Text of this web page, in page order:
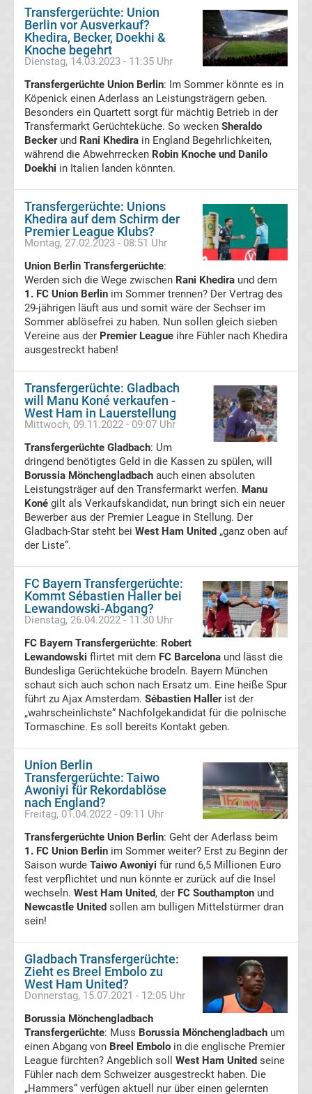
Ergebnisse
Serie
Tabelle
Fußball
Bundesliga
2.
Liga
3.
Liga
DFB-
Pokal
Champions
League
Europa
League
Conference
League
Premier
League
La
Liga
Serie
A
Türk.
Süper
Internat.
UEFA
Youth
Transfergerüchte: Union
Berlin vor Ausverkauf?
Khedira, Becker, Doekhi &
Knoche begehrt
Dienstag, 14.03.2023 - 11:35 Uhr
Transfergerüchte Union Berlin: Im Sommer könnte es in
Köpenick einen Aderlass an Leistungsträgern geben.
Besonders ein Quartett sorgt für mächtig Betrieb in der
Transfermarkt Gerüchteküche. So wecken Sheraldo
Beckerund Rani Khedira in England Begehrlichkeiten,
während die Abwehrrecken Robin Knoche und Danilo
Doekhi in Italien landen könnten.
Transfergerüchte: Unions
Khedira auf dem Schirm der
Premier League Klubs?
Montag, 27.02.2023 - 08:51 Uhr
Union Berlin Transfergerüchte:
Werden sich die Wege zwischen Rani Khedira und dem
1. FC Union Berlin im Sommer trennen? Der Vertrag des
29-jährigen läuft aus und somit wäre der Sechser im
Sommer ablösefrei zu haben. Nun sollen gleich sieben
Vereine aus der Premier League ihre Fühler nach Khedira
ausgestreckt haben!
Transfergerüchte: Gladbach
will Manu Koné verkaufen -
West Ham in Lauerstellung
Mittwoch, 09.11.2022 - 09:07 Uhr
Transfergerüchte Gladbach: Um
dringend benötigtes Geld in die Kassen zu spülen, will
Borussia Mönchengladbach auch einen absoluten
Leistungsträger auf den Transfermarkt werfen. Manu
Koné gilt als Verkaufskandidat, nun bringt sich ein neuer
Bewerber aus der Premier League in Stellung. Der
Gladbach-Star steht bei West Ham United „ganz oben auf
der Liste“.
FC Bayern Transfergerüchte:
Kommt Sébastien Haller bei
Lewandowski-Abgang?
Dienstag, 26.04.2022 - 11:30 Uhr
FC Bayern Transfergerüchte: Robert
Lewandowski flirtet mit dem FC Barcelona und lässt die
Bundesliga Gerüchteküche brodeln. Bayern München
schaut sich auch schon nach Ersatz um. Eine heiße Spur
führt zu Ajax Amsterdam. Sébastien Hallerist der
„wahrscheinlichste“ Nachfolgekandidat für die polnische
Tormaschine. Es soll bereits Kontakt geben.
Union Berlin
Transfergerüchte: Taiwo
Awoniyi für Rekordablöse
nach England?
Freitag, 01.04.2022 - 09:11 Uhr
Transfergerüchte Union Berlin: Geht der Aderlass beim
1. FC Union Berlin im Sommer weiter? Erst zu Beginn der
Saison wurde Taiwo Awoniyi für rund 6,5 Millionen Euro
fest verpflichtet und nun könnte er zurück auf die Insel
wechseln. West Ham United, der FC Southampton und
Newcastle United sollen am bulligen Mittelstürmer dran
sein!
Gladbach Transfergerüchte:
Zieht es Breel Embolo zu
West Ham United?
Donnerstag, 15.07.2021 - 12:05 Uhr
Borussia Mönchengladbach
Transfergerüchte: Muss Borussia Mönchengladbach um
einen Abgang von Breel Embolo in die englische Premier
League fürchten? Angeblich soll West Ham United seine
Fühler nach dem Schweizer ausgestreckt haben. Die
„Hammers“ verfügen aktuell nur über einen gelernten